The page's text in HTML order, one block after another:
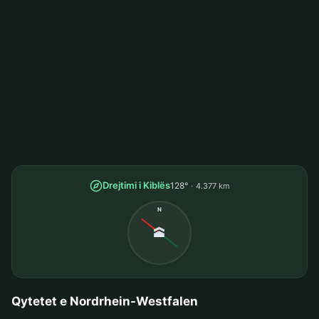
Drejtimi i Kiblës128° 4.377 km
N
🕋
Qytetet e Nordrhein-Westfalen